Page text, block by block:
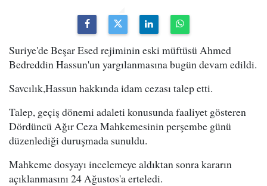
Suriye'de Beşar Esed rejiminin eski müftüsü Ahmed
Bedreddin Hassun'un yargılanmasına bugün devam edildi.
Savcılık,Hassun hakkında idam cezası talep etti.
Talep, geçiş dönemi adaleti konusunda faaliyet gösteren
Dördüncü Ağır Ceza Mahkemesinin perşembe günü
düzenlediği duruşmada sunuldu.
Mahkeme dosyayı incelemeye aldıktan sonra kararın
açıklanmasını 24 Ağustos'a erteledi.